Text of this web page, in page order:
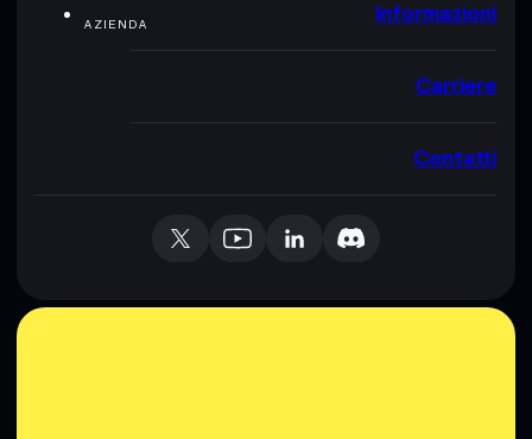
AZIENDA Informazioni
Carriere
Contatti